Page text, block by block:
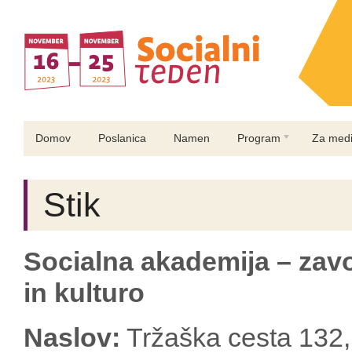
Domov Poslanica Namen Program Za
Stik
Socialna akademija –
in kulturo
Naslov: Tržaška cesta